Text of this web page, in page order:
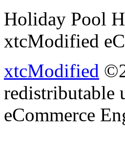
Holiday Pool
xtcModified
xtcModified
redistributable
eCommerce